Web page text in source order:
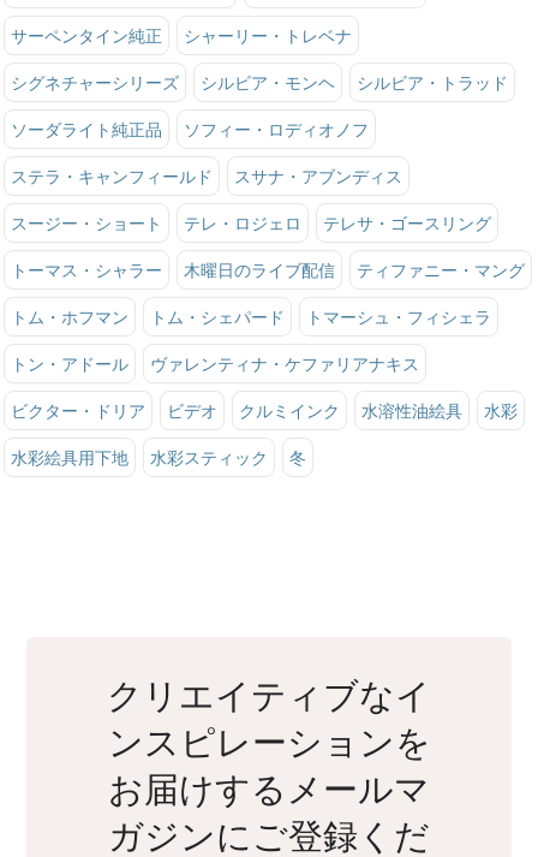
サーペンタイン純正 シャーリー・トレベナ
シグネチャーシリーズ シルビア・モンヘ シルビア・トラッド
ソーダライト純正品 ソフィー・ロディオノフ
ステラ・キャンフィールド スサナ・アブンディス
スージー・ショート テレ・ロジェロ テレサ・ゴースリング
トーマス・シャラー 木曜日のライブ配信 ティファニー・マング
トム・ホフマン トム・シェパード トマーシュ・フィシェラ
トン・アドール ヴァレンティナ・ケファリアナキス
ビクター・ドリア ビデオ クルミインク 水溶性油絵具 水彩
水彩絵具用下地 水彩スティック 冬
クリエイティブなイ
ンスピレーションを
お届けするメールマ
ガジンにご登録くだ